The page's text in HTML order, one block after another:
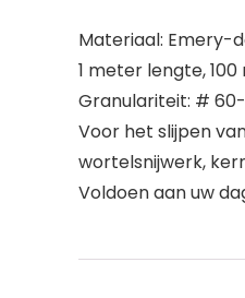
Materiaal: Emery-
1 meter lengte,
Granulariteit: #
Voor het slijpen
wortelsnijwerk,
Voldoen aan uw